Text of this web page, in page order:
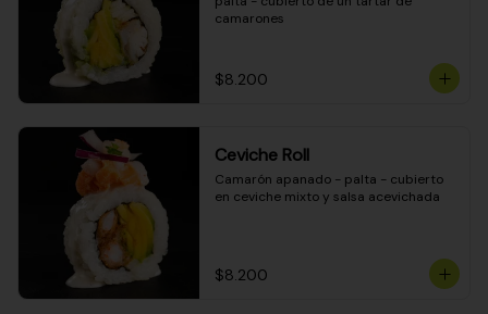
camarones
$8.200
Ceviche Roll
Camarón apanado - palta - cubierto
en ceviche mixto y salsa acevichada
$8.200